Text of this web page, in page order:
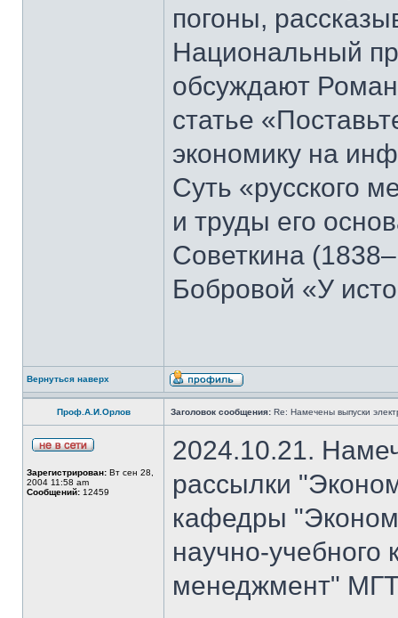
погоны,
Национальный
обсуждают
статье
экономику на
Суть «русского
и труды его
Советкина
Бобровой «У
Вернуться наверх
Проф.А.И.Орлов Заголовок сообщения: Re: Намечены выпуски
Зарегистрирован: Вт сен 28,
2004 11:58 am
Сообщений: 12459
2024.10.21.
рассылки
кафедры
научно-
менеджмент"